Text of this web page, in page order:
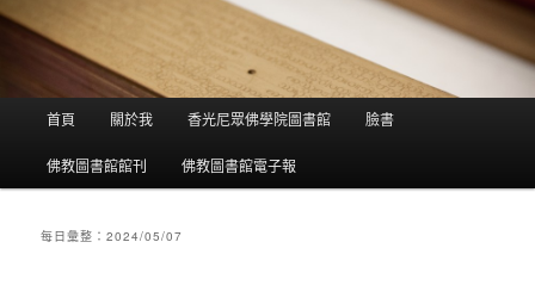
跳到主內容
跳到第二內容
首頁 關於我 香光尼眾佛學院圖書館 臉書
佛教圖書館館刊 佛教圖書館電子報
每日彙整：2024/05/07